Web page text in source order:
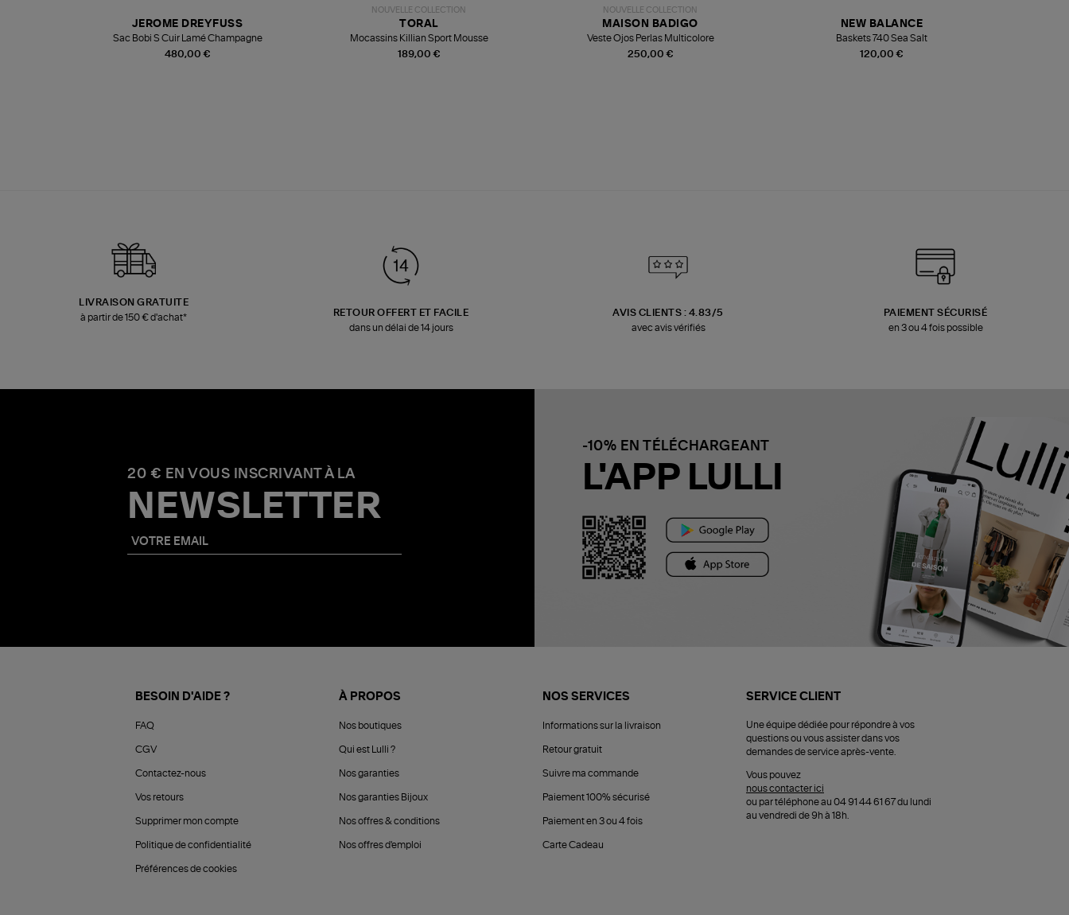
480,00 €
JEROME DREYFUSS
Sac Bobi S Cuir Lamé Champagne
NOUVELLE COLLECTION
189,00 €
TORAL
Mocassins Killian Sport Mousse
NOUVELLE COLLECTION
250,00 €
MAISON BADIGO
Veste Ojos Perlas Multicolore
120,00 €
NEW BALANCE
Baskets 740 Sea Salt
LIVRAISON GRATUITE
à partir de 150 € d'achat*
RETOUR OFFERT ET FACILE
dans un délai de 14 jours
AVIS CLIENTS : 4.83/5
avec avis vérifiés
PAIEMENT SÉCURISÉ
en 3 ou 4 fois possible
20 € EN VOUS INSCRIVANT À LA
NEWSLETTER
-10% EN TÉLÉCHARGEANT
L'APP LULLI
BESOIN D'AIDE ?
FAQ
CGV
Contactez-nous
Vos retours
Supprimer mon compte
Politique de confidentialité
Préférences de cookies
À PROPOS
Nos boutiques
Qui est Lulli ?
Nos garanties
Nos garanties Bijoux
Nos offres & conditions
Nos offres d'emploi
NOS SERVICES
Informations sur la livraison
Retour gratuit
Suivre ma commande
Paiement 100% sécurisé
Paiement en 3 ou 4 fois
Carte Cadeau
SERVICE CLIENT
Une équipe dédiée pour répondre à vos
questions ou vous assister dans vos
demandes de service après-vente.
Vous pouvez
nous contacter ici
ou par téléphone au 04 91 44 61 67 du lundi
au vendredi de 9h à 18h.